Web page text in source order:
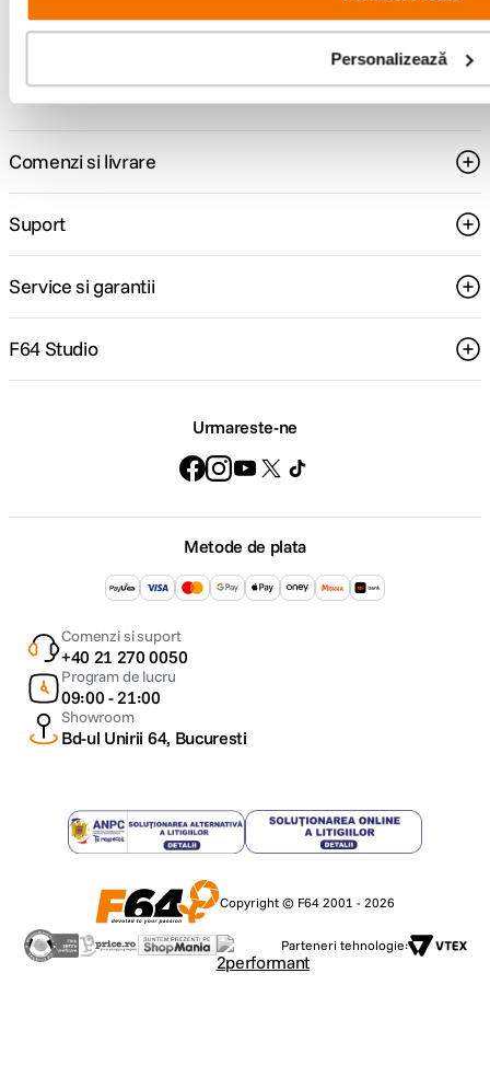
Personalizează
Consultanta
Livrare gratuita
499lei
Comenzi si livrare
Suport
Service si garantii
F64 Studio
Urmareste-ne
Metode de plata
Comenzi si suport
+40 21 270 0050
Program de lucru
09:00 - 21:00
Showroom
Bd-ul Unirii 64, Bucuresti
Copyright © F64 2001 - 2026
Parteneri tehnologie: